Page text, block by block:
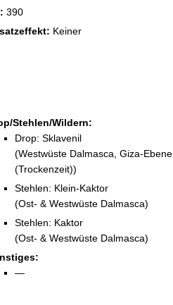
390
Keiner
Stehlen/Wildern:
Drop: Sklavenil
(Westwüste Dalmasca, Giza-Ebene
(Trockenzeit))
Stehlen: Klein-Kaktor
(Ost- & Westwüste Dalmasca)
Stehlen: Kaktor
(Ost- & Westwüste Dalmasca)
—